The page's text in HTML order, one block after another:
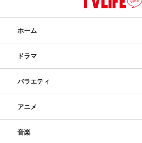
『アンメット ある脳外科医の日記』生田絵
権力者の孫娘、政略結婚、いろいろ
ていきたいなと思います。正解のな
れが迫られているので、1人で解決
皆さまに頼りたいですし、私も少し
ように頑張りたいです。
番組情報
ホーム
ドラマ
バラエティ
アニメ
音楽